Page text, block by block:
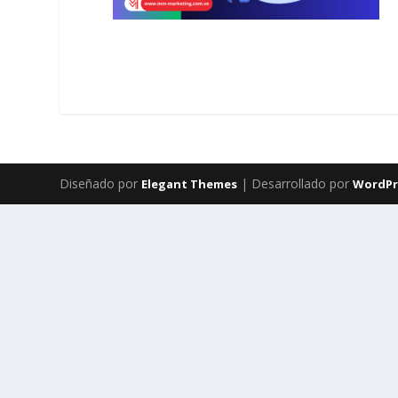
Diseñado por Elegant Themes | Desarrollado por